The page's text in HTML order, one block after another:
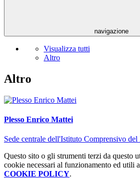
navigazione
Visualizza tutti
Altro
Altro
Plesso Enrico Mattei
Sede centrale dell'Istituto Comprensivo del
Questo sito o gli strumenti terzi da questo
cookie necessari al funzionamento ed utili
COOKIE POLICY.